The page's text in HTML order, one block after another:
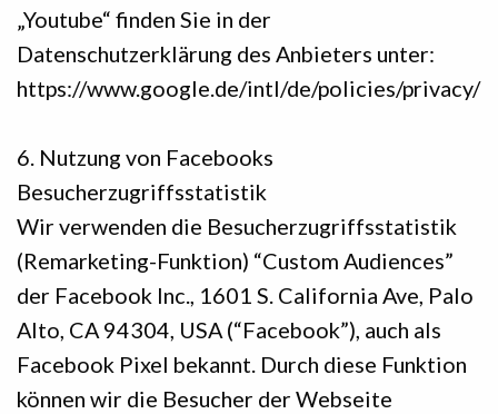
„Youtube“ finden Sie in der
Datenschutzerklärung des Anbieters unter:
https://www.google.de/intl/de/policies/privacy/
6. Nutzung von Facebooks
Besucherzugriffsstatistik
Wir verwenden die Besucherzugriffsstatistik
(Remarketing-Funktion) “Custom Audiences”
der Facebook Inc., 1601 S. California Ave, Palo
Alto, CA 94304, USA (“Facebook”), auch als
Facebook Pixel bekannt. Durch diese Funktion
können wir die Besucher der Webseite